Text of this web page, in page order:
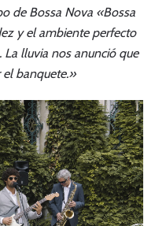
de Bossa Nova «Bossa
y el ambiente perfecto
lluvia nos anunció que
banquete.»